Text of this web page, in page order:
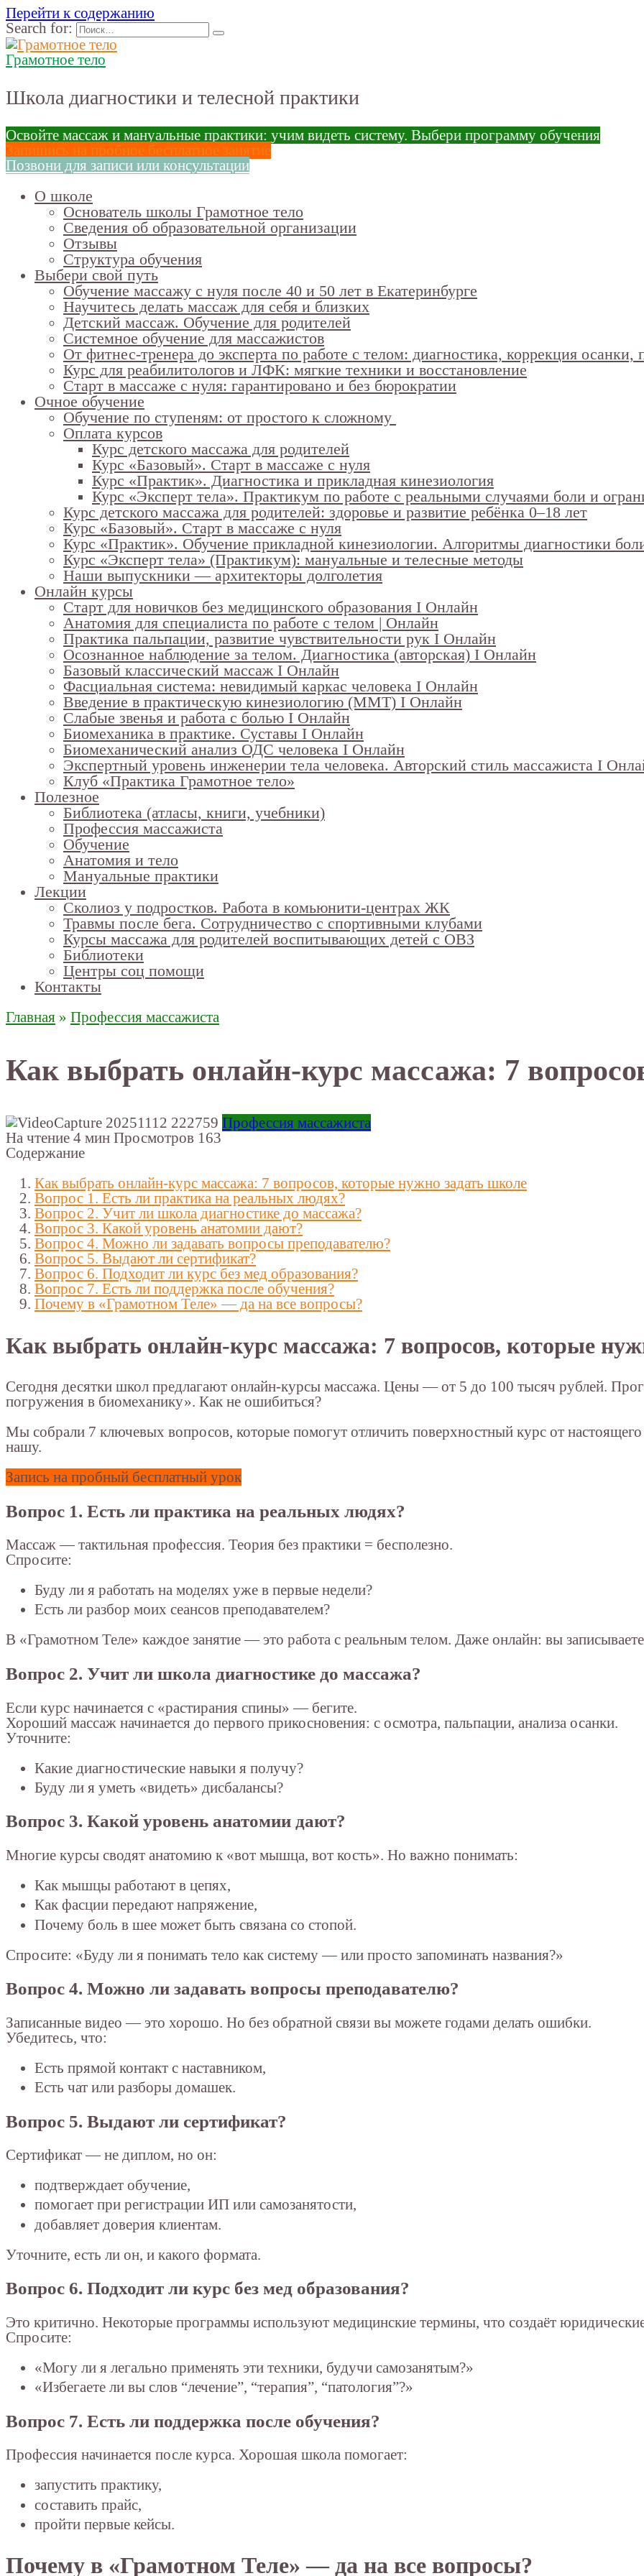
Перейти к содержанию
Search for:
Грамотное тело
Школа диагностики и телесной практики
Освойте массаж и мануальные практики: учим видеть систему. Выбери программу обучения
Запишись на пробное бесплатное занятие
Позвони для записи или консультации
О школе
Основатель школы Грамотное тело
Сведения об образовательной организации
Отзывы
Структура обучения
Выбери свой путь
Обучение массажу с нуля после 40 и 50 лет в Екатеринбурге
Научитесь делать массаж для себя и близких
Детский массаж. Обучение для родителей
Системное обучение для массажистов
От фитнес-тренера до эксперта по работе с телом: диагностика, коррекция осанки,
Курс для реабилитологов и ЛФК: мягкие техники и восстановление
Старт в массаже с нуля: гарантировано и без бюрократии
Очное обучение
Обучение по ступеням: от простого к сложному
Оплата курсов
Курс детского массажа для родителей
Курс «Базовый». Старт в массаже с нуля
Курс «Практик». Диагностика и прикладная кинезиология
Курс «Эксперт тела». Практикум по работе с реальными случаями боли и
Курс детского массажа для родителей: здоровье и развитие ребёнка 0–18 лет
Курс «Базовый». Старт в массаже с нуля
Курс «Практик». Обучение прикладной кинезиологии. Алгоритмы диагностики
Курс «Эксперт тела» (Практикум): мануальные и телесные методы
Наши выпускники — архитекторы долголетия
Онлайн курсы
Старт для новичков без медицинского образования I Онлайн
Анатомия для специалиста по работе с телом | Онлайн
Практика пальпации, развитие чувствительности рук I Онлайн
Осознанное наблюдение за телом. Диагностика (авторская) I Онлайн
Базовый классический массаж I Онлайн
Фасциальная система: невидимый каркас человека I Онлайн
Введение в практическую кинезиологию (ММТ) I Онлайн
Слабые звенья и работа с болью I Онлайн
Биомеханика в практике. Суставы I Онлайн
Биомеханический анализ ОДС человека I Онлайн
Экспертный уровень инженерии тела человека. Авторский стиль массажиста I
Клуб «Практика Грамотное тело»
Полезное
Библиотека (атласы, книги, учебники)
Профессия массажиста
Обучение
Анатомия и тело
Мануальные практики
Лекции
Сколиоз у подростков. Работа в комьюнити-центрах ЖК
Травмы после бега. Сотрудничество с спортивными клубами
Курсы массажа для родителей воспитывающих детей с ОВЗ
Библиотеки
Центры соц помощи
Контакты
Главная » Профессия массажиста
Как выбрать онлайн-курс массажа: 7
Профессия массажиста
На чтение 4 мин Просмотров 163
Содержание
Как выбрать онлайн-курс массажа: 7 вопросов, которые нужно задать школе
Вопрос 1. Есть ли практика на реальных людях?
Вопрос 2. Учит ли школа диагностике до массажа?
Вопрос 3. Какой уровень анатомии дают?
Вопрос 4. Можно ли задавать вопросы преподавателю?
Вопрос 5. Выдают ли сертификат?
Вопрос 6. Подходит ли курс без мед образования?
Вопрос 7. Есть ли поддержка после обучения?
Почему в «Грамотном Теле» — да на все вопросы?
Как выбрать онлайн-курс массажа: 7 вопросов, которые
Сегодня десятки школ предлагают онлайн-курсы массажа. Цены — от 5 до 100 тысяч рублей.
погружения в биомеханику». Как не ошибиться?
Мы собрали 7 ключевых вопросов, которые помогут отличить поверхностный курс от
нашу.
Запись на пробный бесплатный урок
Вопрос 1. Есть ли практика на реальных людях?
Массаж — тактильная профессия. Теория без практики = бесполезно.
Спросите:
Буду ли я работать на моделях уже в первые недели?
Есть ли разбор моих сеансов преподавателем?
В «Грамотном Теле» каждое занятие — это работа с реальным телом. Даже онлайн: вы
Вопрос 2. Учит ли школа диагностике до массажа?
Если курс начинается с «растирания спины» — бегите.
Хороший массаж начинается до первого прикосновения: с осмотра, пальпации, анализа осанки.
Уточните:
Какие диагностические навыки я получу?
Буду ли я уметь «видеть» дисбалансы?
Вопрос 3. Какой уровень анатомии дают?
Многие курсы сводят анатомию к «вот мышца, вот кость». Но важно понимать:
Как мышцы работают в цепях,
Как фасции передают напряжение,
Почему боль в шее может быть связана со стопой.
Спросите: «Буду ли я понимать тело как систему — или просто запоминать названия?»
Вопрос 4. Можно ли задавать вопросы преподавателю?
Записанные видео — это хорошо. Но без обратной связи вы можете годами делать ошибки.
Убедитесь, что:
Есть прямой контакт с наставником,
Есть чат или разборы домашек.
Вопрос 5. Выдают ли сертификат?
Сертификат — не диплом, но он:
подтверждает обучение,
помогает при регистрации ИП или самозанятости,
добавляет доверия клиентам.
Уточните, есть ли он, и какого формата.
Вопрос 6. Подходит ли курс без мед образования?
Это критично. Некоторые программы используют медицинские термины, что создаёт
Спросите:
«Могу ли я легально применять эти техники, будучи самозанятым?»
«Избегаете ли вы слов “лечение”, “терапия”, “патология”?»
Вопрос 7. Есть ли поддержка после обучения?
Профессия начинается после курса. Хорошая школа помогает:
запустить практику,
составить прайс,
пройти первые кейсы.
Почему в «Грамотном Теле» — да на все вопросы?